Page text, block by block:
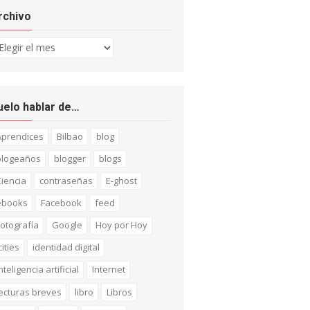
hablar de…
Bilbao
blog
blogger
blogs
contraseñas
E-ghost
Facebook
feed
Google
Hoy por Hoy
identidad digital
artificial
Internet
breves
libro
Libros